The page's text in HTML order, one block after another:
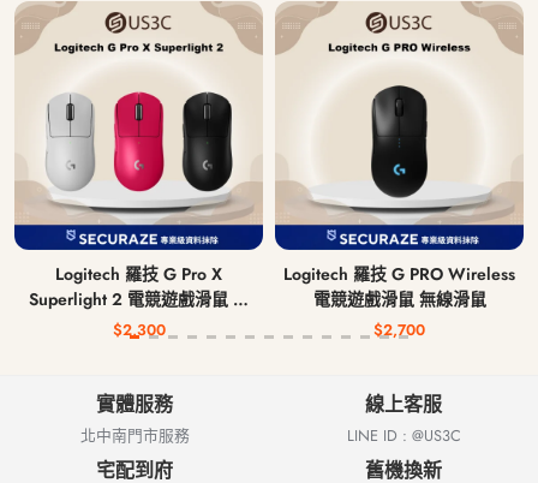
Logitech 羅技 G Pro X
Superlight 2 電競遊戲滑鼠 無
線滑鼠
$2,300
Logitech 羅技 G PRO Wireless
電競遊戲滑鼠 無線滑鼠
$2,700
實體服務
北中南門市服務
線上客服
LINE ID : @US3C
宅配到府 舊機換新